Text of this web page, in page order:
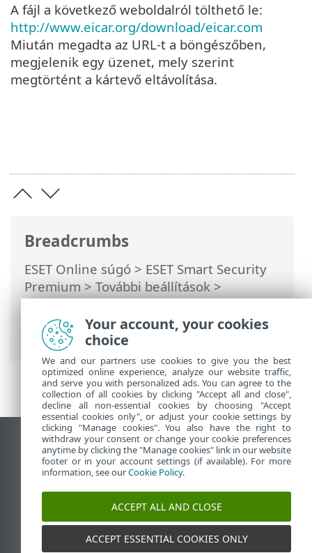
Breadcrumbs
ESET Online súgó > ESET Smart Security
Premium>További beállítások>
Védelmek>Valós idejű
fájlrendszervédelem> A valós idejű
védelem ellenőrzése
A fájl a következő weboldalról tölthető le:
http://www.eicar.org/download/eicar.com
Miután megadta az URL-t a böngészőben,
megjelenik egy üzenet, mely szerint
megtörtént a kártevő eltávolítása.
Asztali webhely megtekintése
End of Life
Az ESET tudásbázisa
ESET Fórum
ESET Status Portal
Regionális támogatás
Your account, your cookies
choice
We and our partners use cookies to give you the best
optimized online experience, analyze our website traffic,
and serve you with personalized ads. You can agree to the
collection of all cookies by clicking "Accept all and close",
decline all non-essential cookies by choosing "Accept
essential cookies only", or adjust your cookie settings by
clicking "Manage cookies". You also have the right to
withdraw your consent or change your cookie preferences
anytime by clicking the "Manage cookies" link in our website
footer or in your account settings (if available). For more
information, see ourCookie Policy.
ACCEPT ALL AND CLOSE
ACCEPT ESSENTIAL COOKIES ONLY